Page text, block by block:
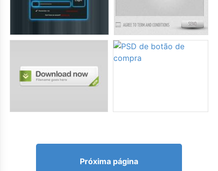
Próxima página